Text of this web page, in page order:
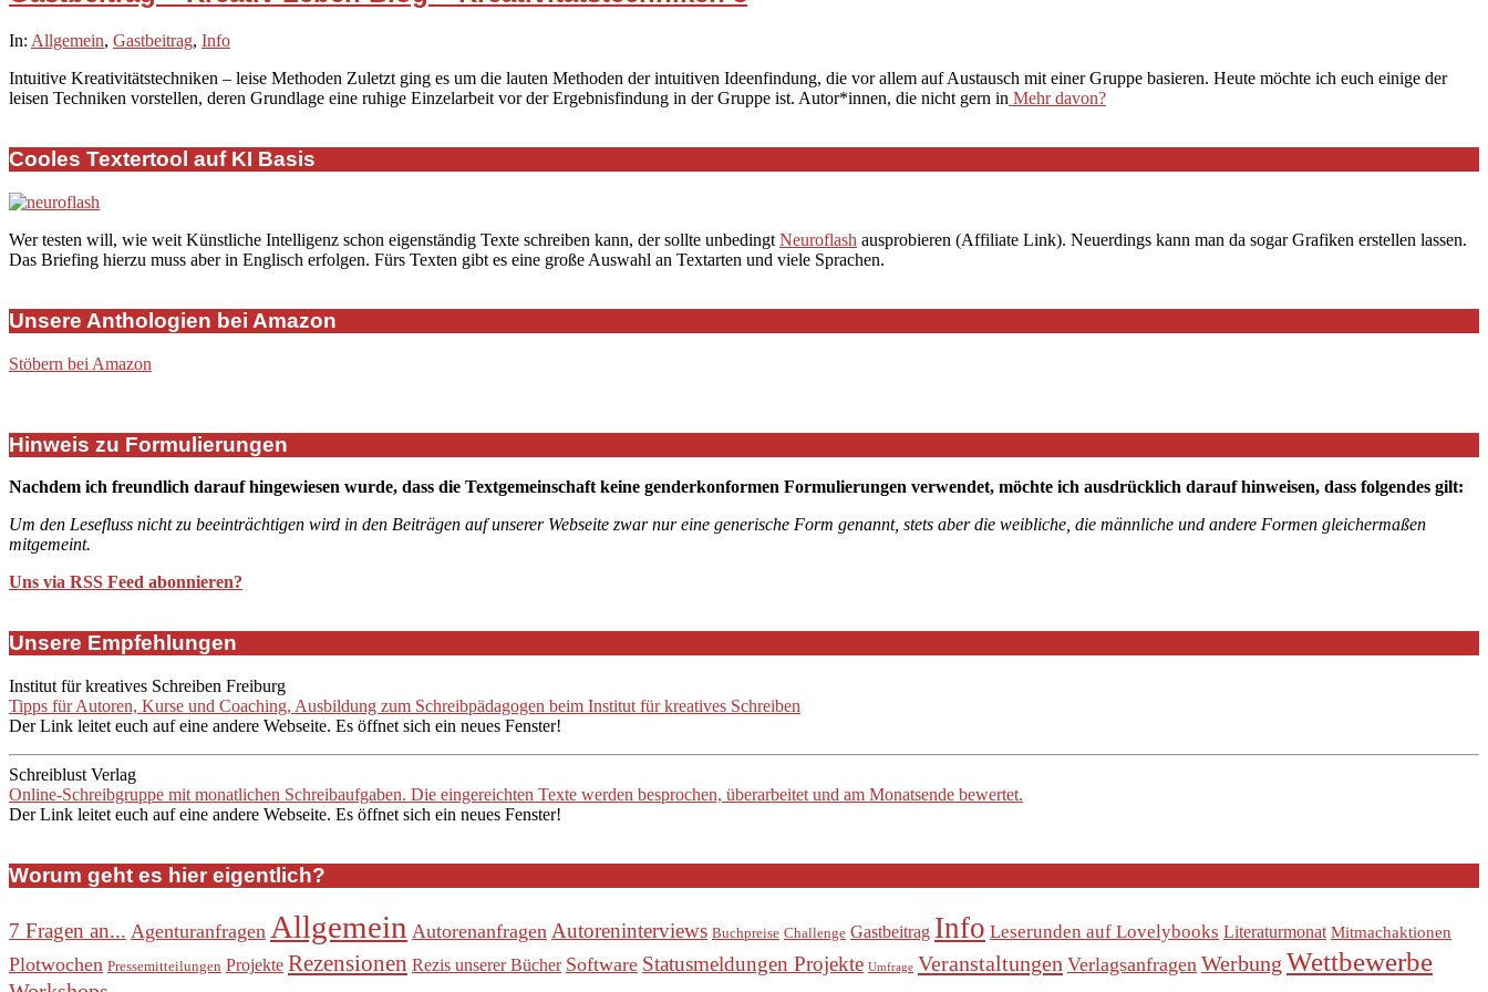
2021-
28
In: Allgemein, Gastbeitrag, Info
Intuitive Kreativitätstechniken – leise Methoden Zuletzt ging es um die lauten Methoden der intuitiven Ideenfindung, die vor allem auf Austausch mit einer Gruppe basieren. Heute möchte ich euch einige der
leisen Techniken vorstellen, deren Grundlage eine ruhige Einzelarbeit vor der Ergebnisfindung in der Gruppe ist. Autor*innen, die nicht gern in Mehr davon?
Cooles Textertool auf KI Basis
Wer testen will, wie weit Künstliche Intelligenz schon eigenständig Texte schreiben kann, der sollte unbedingt Neuroflash ausprobieren (Affiliate Link). Neuerdings kann man da sogar Grafiken erstellen lassen.
Das Briefing hierzu muss aber in Englisch erfolgen. Fürs Texten gibt es eine große Auswahl an Textarten und viele Sprachen.
Unsere Anthologien bei Amazon
Stöbern bei Amazon
Hinweis zu Formulierungen
Nachdem ich freundlich darauf hingewiesen wurde, dass die Textgemeinschaft keine genderkonformen Formulierungen verwendet, möchte ich ausdrücklich darauf hinweisen, dass folgendes gilt:
Um den Lesefluss nicht zu beeinträchtigen wird in den Beiträgen auf unserer Webseite zwar nur eine generische Form genannt, stets aber die weibliche, die männliche und andere Formen gleichermaßen
mitgemeint.
Uns via RSS Feed abonnieren?
Unsere Empfehlungen
Institut für kreatives Schreiben Freiburg
Tipps für Autoren, Kurse und Coaching, Ausbildung zum Schreibpädagogen beim Institut für kreatives Schreiben
Der Link leitet euch auf eine andere Webseite. Es öffnet sich ein neues Fenster!
Schreiblust Verlag
Online-Schreibgruppe mit monatlichen Schreibaufgaben. Die eingereichten Texte werden besprochen, überarbeitet und am Monatsende bewertet.
Der Link leitet euch auf eine andere Webseite. Es öffnet sich ein neues Fenster!
Worum geht es hier eigentlich?
7 Fragen an... Agenturanfragen Allgemein Autorenanfragen Autoreninterviews Buchpreise Challenge Gastbeitrag Info Leserunden auf Lovelybooks Literaturmonat Mitmachaktionen
Plotwochen Pressemitteilungen Projekte Rezensionen Rezis unserer Bücher Software Statusmeldungen Projekte Umfrage Veranstaltungen Verlagsanfragen Werbung Wettbewerbe